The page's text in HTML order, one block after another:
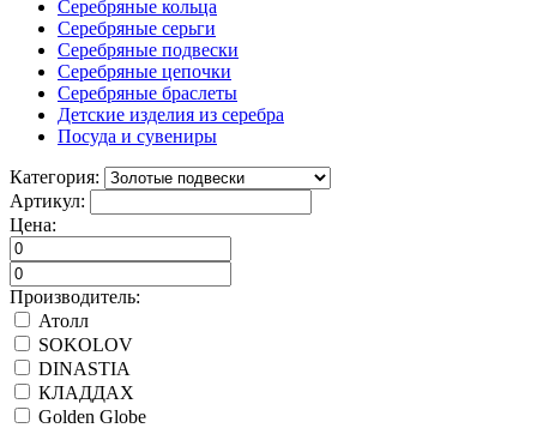
Серебряные кольца
Серебряные серьги
Серебряные подвески
Серебряные цепочки
Серебряные браслеты
Детские изделия из серебра
Посуда и сувениры
Категория:
Артикул:
Цена:
Производитель:
Атолл
SOKOLOV
DINASTIA
КЛАДДАХ
Golden Globe